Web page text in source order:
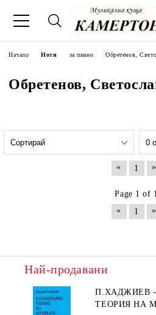
Начало Ноти за пиано Обретенов,
Обретенов,
« 1 »
Page 1 of
«
1 »
Най-продавани
П.ХАДЖИЕВ
ТЕОРИЯ НА